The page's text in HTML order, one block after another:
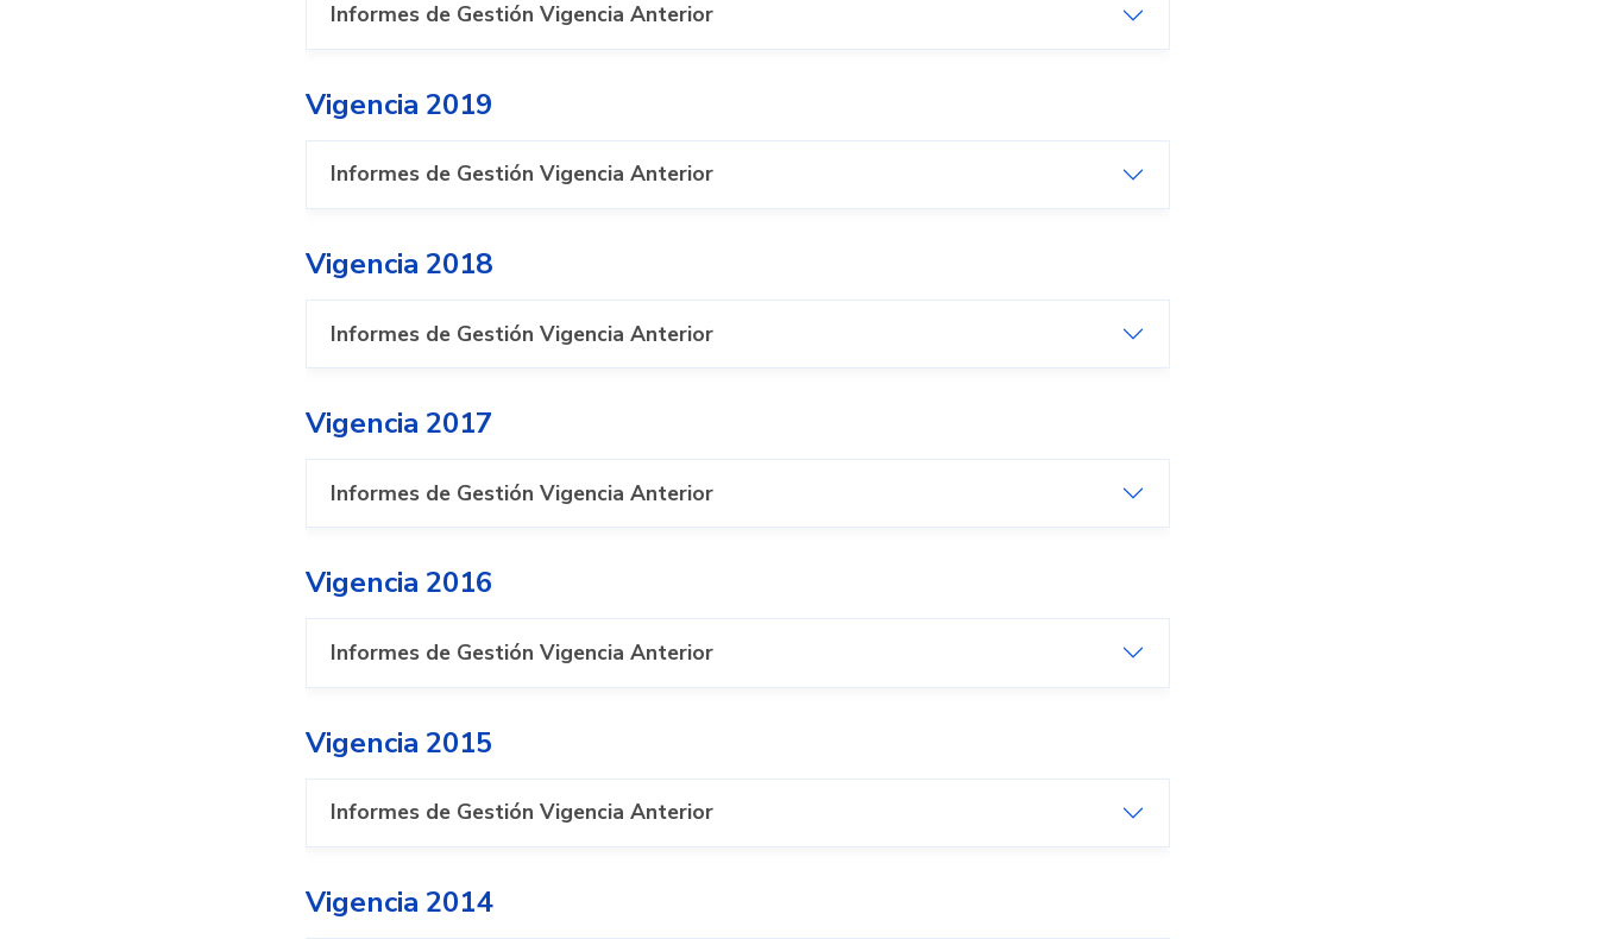
Informes de Gestión Vigencia Anterior
Vigencia 2019
Informes de Gestión Vigencia Anterior
Vigencia 2018
Informes de Gestión Vigencia Anterior
Vigencia 2017
Informes de Gestión Vigencia Anterior
Vigencia 2016
Informes de Gestión Vigencia Anterior
Vigencia 2015
Informes de Gestión Vigencia Anterior
Vigencia 2014